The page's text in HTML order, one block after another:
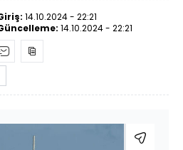
14.10.2024 - 22:21
14.10.2024 - 22:21